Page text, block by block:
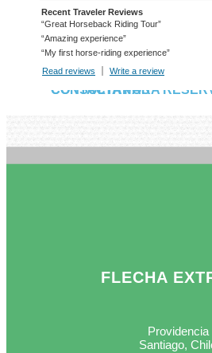
Recent Traveler Reviews
“Great Horseback Riding Tour”
“Amazing experience”
“My first horse-riding experience”
Read reviews TripAdvisor Reviews For
Write a review
CONSULTA PARA
CONTACTANOS
FLECHA
Providencia
Santiago,